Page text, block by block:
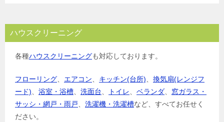
ハウスクリーニング
各種ハウスクリーニングも対応しております。
フローリング エアコン キッチン(台所)
換気扇(レンジフ
ード)
浴室・浴槽 洗面台 トイレ ベランダ
窓ガラス・
サッシ・網戸・雨戸
洗濯機・洗濯槽など、すべてお任せく
ださい。